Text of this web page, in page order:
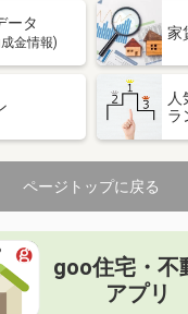
ータ
金情報)
家
人
ラ
ページトップに戻る
goo住宅・不
アプリ